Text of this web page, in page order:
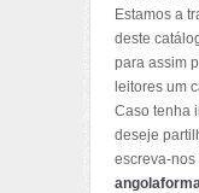
Estamos a
deste
para assim
leitores um
Caso tenha
deseje
escreva-